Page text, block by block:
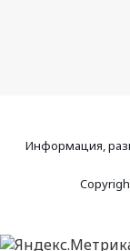
Информация,